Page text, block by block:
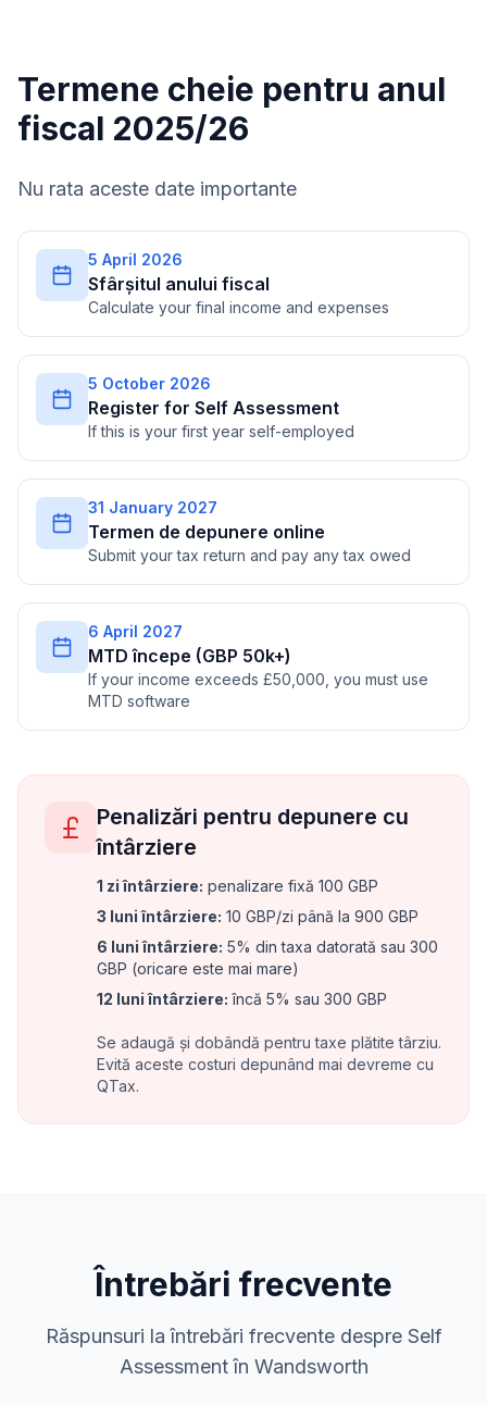
Termene cheie pentru anul
fiscal 2025/26
Nu rata aceste date importante
5 April 2026
Sfârșitul anului fiscal
Calculate your final income and expenses
5 October 2026
Register for Self Assessment
If this is your first year self-employed
31 January 2027
Termen de depunere online
Submit your tax return and pay any tax owed
6 April 2027
MTD începe (GBP 50k+)
If your income exceeds £50,000, you must use
MTD software
Penalizări pentru depunere cu
întârziere
1 zi întârziere: penalizare fixă 100 GBP
3 luni întârziere: 10 GBP/zi până la 900 GBP
6 luni întârziere: 5% din taxa datorată sau 300
GBP (oricare este mai mare)
12 luni întârziere: încă 5% sau 300 GBP
Se adaugă și dobândă pentru taxe plătite târziu.
Evită aceste costuri depunând mai devreme cu
QTax.
Întrebări frecvente
Răspunsuri la întrebări frecvente despre Self
Assessment în Wandsworth